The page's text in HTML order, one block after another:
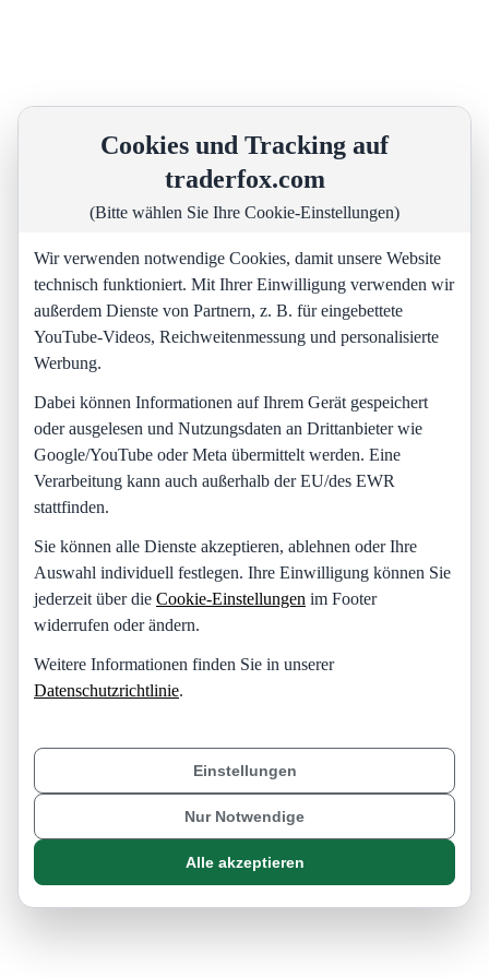
Cookies und Tracking auf
traderfox.com
(Bitte wählen Sie Ihre Cookie-Einstellungen)
Wir verwenden notwendige Cookies, damit unsere Website
technisch funktioniert. Mit Ihrer Einwilligung verwenden wir
außerdem Dienste von Partnern, z. B. für eingebettete
YouTube-Videos, Reichweitenmessung und personalisierte
Werbung.
Dabei können Informationen auf Ihrem Gerät gespeichert
oder ausgelesen und Nutzungsdaten an Drittanbieter wie
Google/YouTube oder Meta übermittelt werden. Eine
Verarbeitung kann auch außerhalb der EU/des EWR
stattfinden.
Sie können alle Dienste akzeptieren, ablehnen oder Ihre
Auswahl individuell festlegen. Ihre Einwilligung können Sie
jederzeit über die Cookie-Einstellungen im Footer
widerrufen oder ändern.
Weitere Informationen finden Sie in unserer
Datenschutzrichtlinie.
Einstellungen
Nur Notwendige
Alle akzeptieren